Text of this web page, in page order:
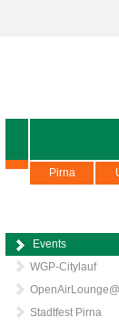
Pirna
Events
WGP-Citylauf
Stadtfest Pirna